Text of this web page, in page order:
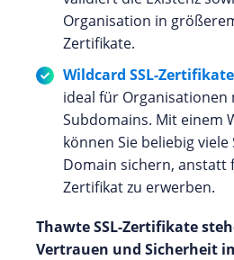
Organisation in
Zertifikate.
Wildcard SSL-Zertifikate
ideal für
Subdomains. Mit einem
können Sie beliebig
Domain sichern, anstatt
Zertifikat zu erwerben.
Thawte SSL-Zertifikate
Vertrauen und Sicherheit